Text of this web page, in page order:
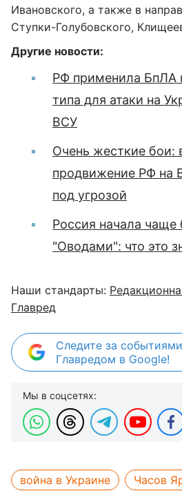
Ивановского, а также в
Ступки-Голубовского,
Другие новости:
РФ применила БпЛА
типа для атаки на
ВСУ
Очень жесткие бои:
продвижение РФ на
под угрозой
Россия начала чаще
"Оводами": что это
Наши стандарты:
Главред
Следите за
Главредом в Google!
Мы в соцсетях:
война в Украине Часов